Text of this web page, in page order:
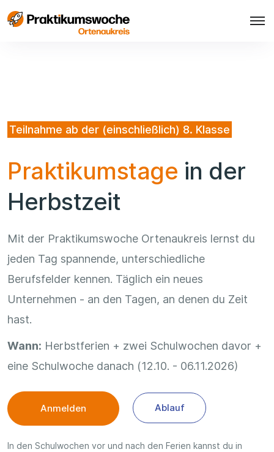
Teilnahme ab der (einschließlich) 8. Klasse
Praktikumstage in der
Herbstzeit
Mit der Praktikumswoche Ortenaukreis lernst du
jeden Tag spannende, unterschiedliche
Berufsfelder kennen. Täglich ein neues
Unternehmen - an den Tagen, an denen du Zeit
hast.
Wann: Herbstferien + zwei Schulwochen davor +
eine Schulwoche danach (12.10. - 06.11.2026)
Anmelden Ablauf
In den Schulwochen vor und nach den Ferien kannst du in